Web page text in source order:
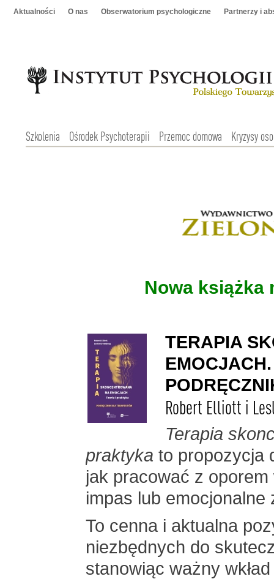
Aktualności O nas Obserwatorium psychologiczne Partnerzy i
Szkolenia Ośrodek Psychoterapii Przemoc domowa Kryzysy
Nowa książka
TERAPIA
Robert Elliott i
Terapia
praktyka to propozycja
jak pracować z
impas lub
To cenna i aktualna
niezbędnych do
stanowiąc ważny